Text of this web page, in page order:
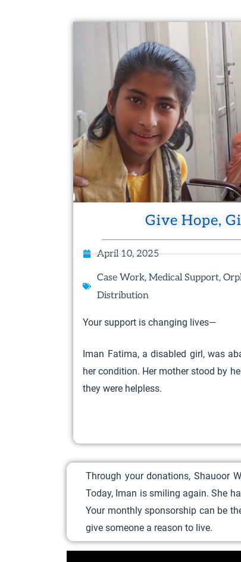
Give Hope,
April 10, 2025
Case Work,Medical Support,
Distribution
Your support is changing lives—
Iman Fatima, a disabled girl, was
her condition. Her mother stood by
they were helpless.
Through your donations, Shauoor
Today, Iman is smiling again. She
Your monthly sponsorship can be
give someone a reason to live.